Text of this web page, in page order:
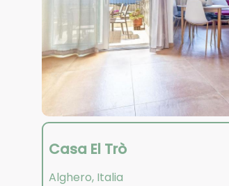
Casa El Trò
Alghero, Italia